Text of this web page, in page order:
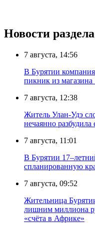
Новости
7 августа, 14:56
В Бурятии
пикник из
7 августа, 12:38
Житель Улан-Удэ
нечаянно разбудила
7 августа, 11:01
В Бурятии
спланированную
7 августа, 09:52
Жительница
лишним миллиона
«счёта в Африке»